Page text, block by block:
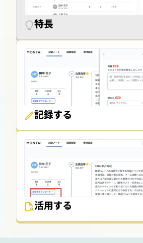
特長
記録する
活用する